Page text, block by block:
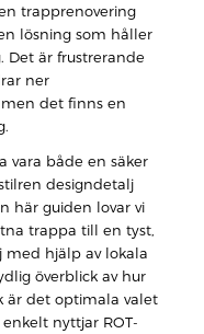
trapprenovering
lösning som håller
Det är frustrerande
ner
det finns en
vara både en säker
designdetalj
här guiden lovar vi
trappa till en tyst,
hjälp av lokala
överblick av hur
är det optimala valet
nyttjar ROT-